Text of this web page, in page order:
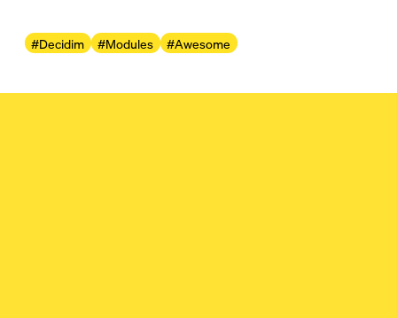
#Decidim #Modules #Awesome